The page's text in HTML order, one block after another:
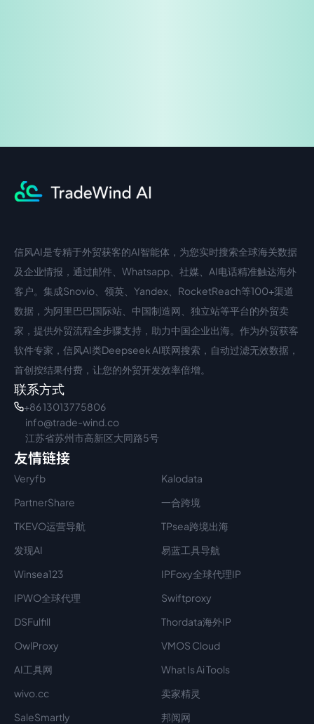
中文入口
信风AI是专精于外贸获客的AI智能体，为您实时搜索全球海关数据
及企业情报，通过邮件、Whatsapp、社媒、AI电话精准触达海外
客户。集成Snovio、领英、Yandex、RocketReach等100+渠道
数据，为阿里巴巴国际站、中国制造网、独立站等平台的外贸卖
家，提供外贸流程全步骤支持，助力中国企业出海。作为外贸获客
软件专家，信风AI类Deepseek AI联网搜索，自动过滤无效数据，
首创按结果付费，让您的外贸开发效率倍增。
联系方式
+86 13013775806
info@trade-wind.co
江苏省苏州市高新区大同路5号
友情链接
Veryfb
Kalodata
PartnerShare
一合跨境
TKEVO运营导航
TPsea跨境出海
发现AI
易蓝工具导航
Winsea123
IPFoxy全球代理IP
IPWO全球代理
Swiftproxy
DSFulfill
Thordata海外IP
OwlProxy
VMOS Cloud
AI工具网
What Is Ai Tools
wivo.cc
卖家精灵
SaleSmartly
邦阅网